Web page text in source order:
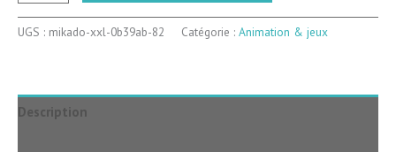
XXL
UGS : mikado-xxl-0b39ab-82 Catégorie : Animation & jeux
Description